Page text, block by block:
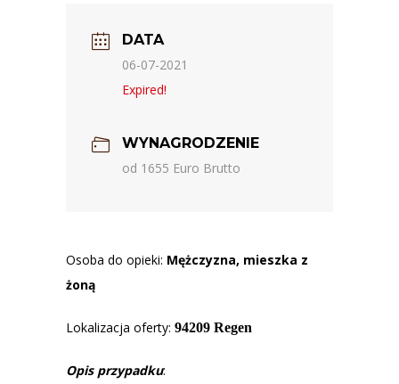
DATA
06-07-2021
Expired!
WYNAGRODZENIE
od 1655 Euro Brutto
Osoba do opieki: Mężczyzna, mieszka z
żoną
Lokalizacja oferty: 94209 Regen
Opis przypadku: